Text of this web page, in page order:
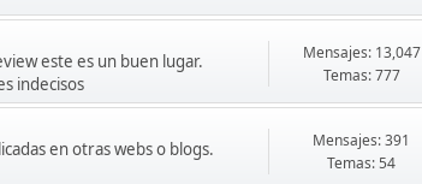
este es un buen lugar.
indecisos
Mensajes: 13,047
Temas: 777
en otras webs o blogs.
Mensajes: 391
Temas: 54